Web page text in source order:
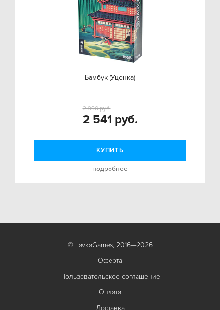
Бамбук (Уценка)
2 541 руб.
2 990 руб.
КУПИТЬ
подробнее
© LavkaGames, 2016—2026
Оферта
Пользовательское соглашение
Оплата
Доставка